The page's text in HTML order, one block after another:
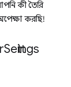
কী তৈরি
করছি!
Settings